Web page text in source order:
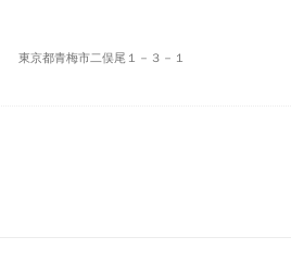
東京都青梅市二俣尾１－３－１